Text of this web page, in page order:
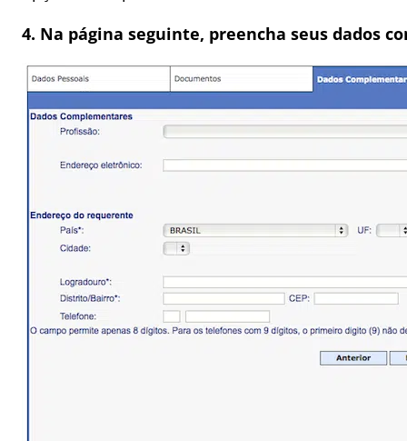
4. Na página seguinte, preencha seus dados